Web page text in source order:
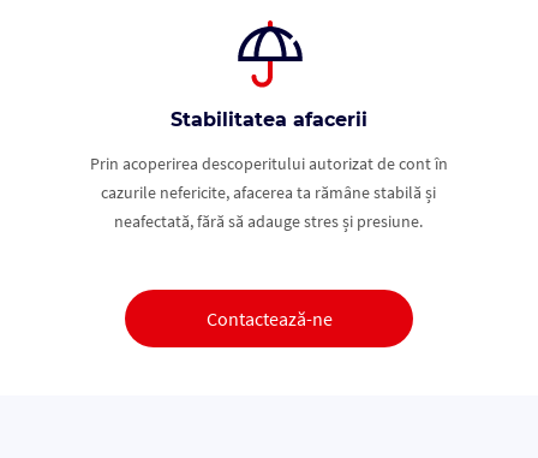
Stabilitatea afacerii
Prin acoperirea descoperitului autorizat de cont în
cazurile nefericite, afacerea ta rămâne stabilă și
neafectată, fără să adauge stres și presiune.
Contactează-ne